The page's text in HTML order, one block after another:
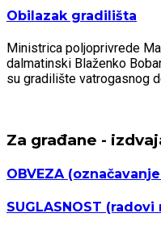
Obilazak gradilišta
Ministrica poljoprivrede
dalmatinski Blaženko
su gradilište vatrogasnog
Za građane -
OBVEZA
SUGLASNOST (radovi